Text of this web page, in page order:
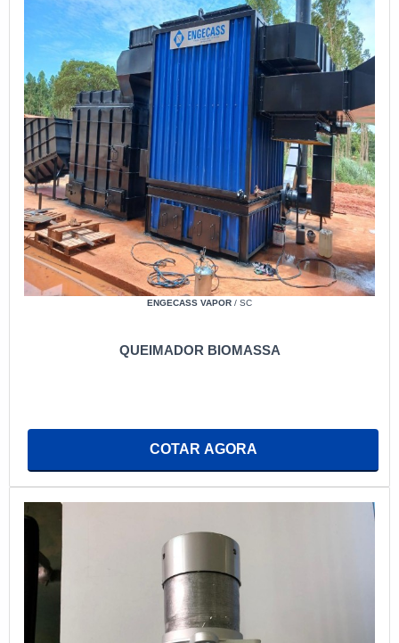
ENGECASS VAPOR / SC
QUEIMADOR BIOMASSA
COTAR AGORA